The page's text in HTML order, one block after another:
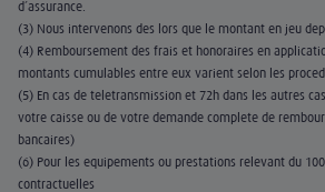
d’assurance.
(3) Nous intervenons dès lors que le montant en jeu
(4) Remboursement des frais et honoraires en
montants cumulables entre eux varient selon les
(5) En cas de télétransmission et 72h dans les autres
votre caisse ou de votre demande complète de
bancaires)
(6) Pour les équipements ou prestations relevant du
contractuelles